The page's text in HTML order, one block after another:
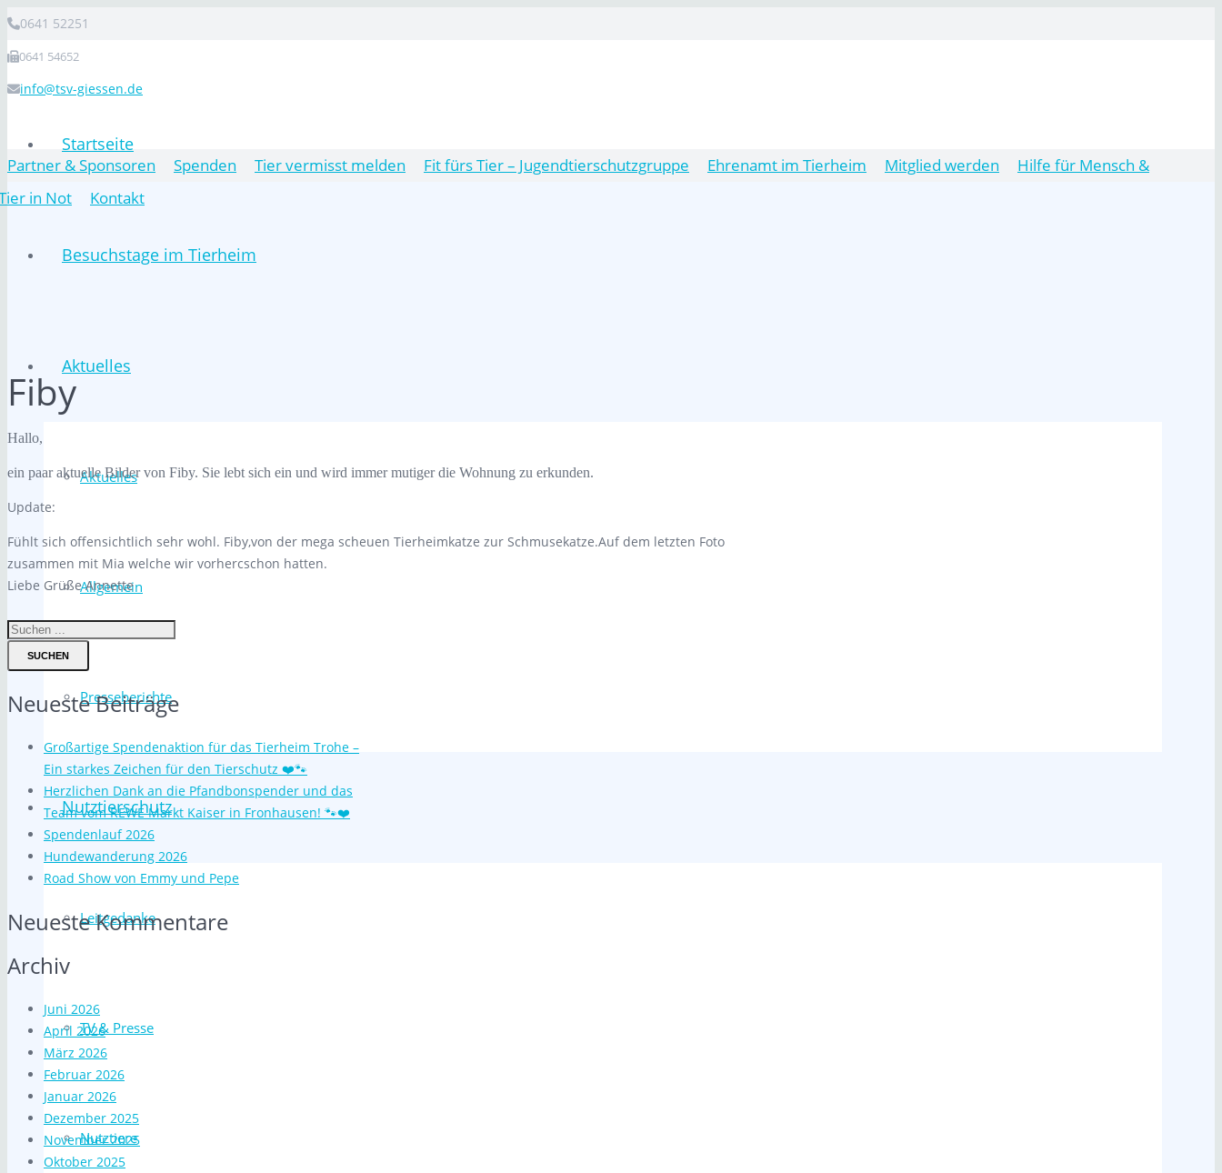
0641 52251
0641 54652
info@tsv-giessen.de
Startseite
Besuchstage im Tierheim
Aktuelles
Aktuelles
Allgemein
Presseberichte
Nutztierschutz
Leitgedanke
TV & Presse
Nutztiere
Partner & Sponsoren Spenden Tier vermisst melden Fit fürs Tier – Jugendtierschutzgruppe Ehrenamt im Tierheim Mitglied werden
Hilfe für Mensch &
in Not
Kontakt
Fiby
Hallo,
ein paar aktuelle Bilder von Fiby. Sie lebt sich ein und wird immer mutiger die Wohnung zu erkunden.
Update:
Fühlt sich offensichtlich sehr wohl. Fiby,von der mega scheuen Tierheimkatze zur Schmusekatze.Auf dem letzten Foto
zusammen mit Mia welche wir vorhercschon hatten.
Liebe Grüße Annette
SUCHEN
Neueste Beiträge
Großartige Spendenaktion für das Tierheim Trohe –
Ein starkes Zeichen für den Tierschutz ❤️🐾
Herzlichen Dank an die Pfandbonspender und das
Team vom REWE Markt Kaiser in Fronhausen! 🐾❤️
Spendenlauf 2026
Hundewanderung 2026
Road Show von Emmy und Pepe
Neueste Kommentare
Archiv
Juni 2026
April 2026
März 2026
Februar 2026
Januar 2026
Dezember 2025
November 2025
Oktober 2025